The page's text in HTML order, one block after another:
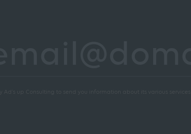
Ad's up Consulting to send you information about its various services